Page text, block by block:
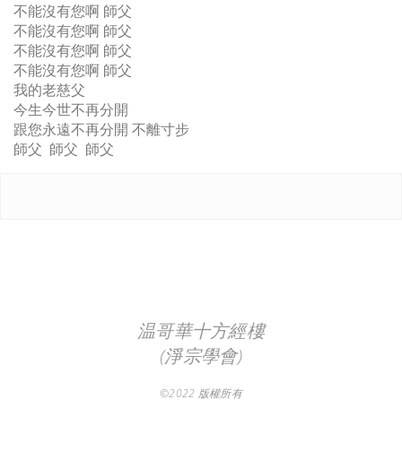
不能沒有您啊 師父
不能沒有您啊 師父
不能沒有您啊 師父
不能沒有您啊 師父
我的老慈父
今生今世不再分開
跟您永遠不再分開 不離寸步
師父 師父 師父
温哥華十方經樓
(淨宗學會)
©2022 版權所有